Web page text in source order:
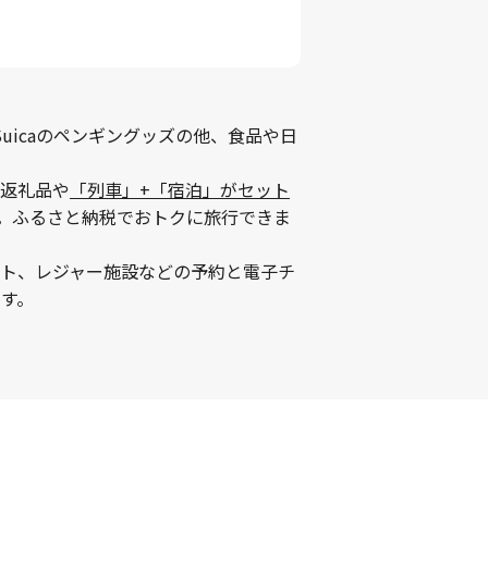
のペンギングッズの他、食品や日
礼品や 「列車」+「宿泊」がセット
ふるさと納税でおトクに旅行できま
、レジャー施設などの予約と電子チ
。